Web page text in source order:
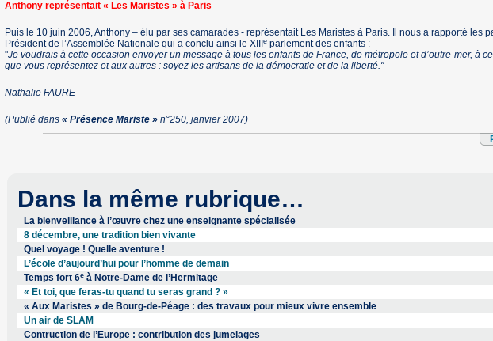
Anthony représentait « Les Maristes » à Paris
Puis le 10 juin 2006, Anthony – élu par ses camarades - représentait Les Maristes à Paris. Il nous a rapporté les
Président de l’Assemblée Nationale qui a conclu ainsi le XIII
eparlement des enfants :
"Je voudrais à cette occasion envoyer un message à tous les enfants de France, de métropole et d’outre-mer, à
que vous représentez et aux autres : soyez les artisans de la démocratie et de la liberté."
Nathalie FAURE
(Publié dans « Présence Mariste »n°250, janvier 2007)
Dans la même rubrique…
La bienveillance à l’œuvre chez une enseignante spécialisée
8 décembre, une tradition bien vivante
Quel voyage ! Quelle aventure !
L’école d’aujourd’hui pour l’homme de demain
Temps fort 6eà Notre-Dame de l’Hermitage
« Et toi, que feras-tu quand tu seras grand ? »
« Aux Maristes » de Bourg-de-Péage : des travaux pour mieux vivre ensemble
Un air de SLAM
Contruction de l’Europe : contribution des jumelages